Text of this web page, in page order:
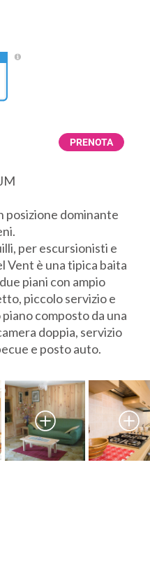
PRENOTA
posizione dominante
per escursionisti e
Vent è una tipica baita
piani con ampio
piccolo servizio e
composto da una
doppia, servizio
e posto auto.